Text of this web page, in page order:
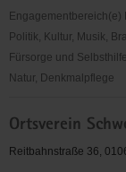
Engagementbereich(e)
Politik, Kultur, Musik,
Fürsorge und
Natur, Denkmalpflege
des
Deutschen
Ortsverein
Reitbahnstraße 36,